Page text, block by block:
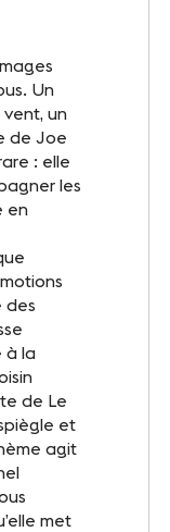
Un
vent, un
de Joe
: elle
les
en
des
à la
de Le
et
agit
met